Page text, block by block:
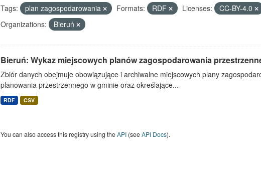
Tags: plan zagospodarowania Formats: RDF Licenses:
CC-BY-4.0
Organizations:
Bieruń
Bieruń: Wykaz miejscowych planów zagospodarowania
Zbiór danych obejmuje obowiązujące i archiwalne miejscowych plany
planowania przestrzennego w gminie oraz określające...
RDF CSV
You can also access this registry using theAPI(seeAPI Docs).